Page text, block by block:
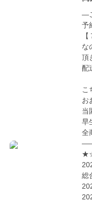
—
予
な
頂
配
こ
お
当
早
全
総